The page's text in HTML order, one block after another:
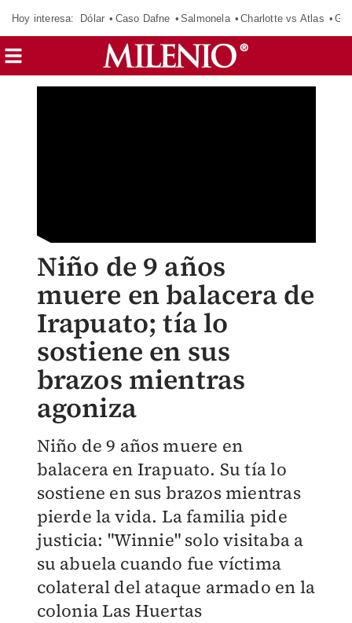
Hoy interesa: Dólar Caso Dafne Salmonela Charlotte vs Atlas
Niño de 9 años
muere en balacera de
Irapuato; tía lo
sostiene en sus
brazos mientras
agoniza
Niño de 9 años muere en
balacera en Irapuato. Su tía lo
sostiene en sus brazos mientras
pierde la vida. La familia pide
justicia: "Winnie" solo visitaba a
su abuela cuando fue víctima
colateral del ataque armado en la
colonia Las Huertas